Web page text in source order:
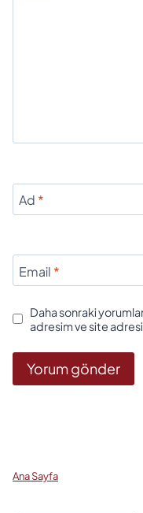
Ad *
Email *
Daha sonraki
adresim ve site
Ana Sayfa